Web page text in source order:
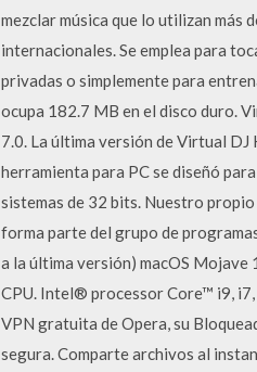
mezclar música que lo utilizan más
internacionales. Se emplea para
privadas o simplemente para
ocupa 182.7 MB en el disco duro.
7.0. La última versión de Virtual
herramienta para PC se diseñó
sistemas de 32 bits. Nuestro
forma parte del grupo de
a la última versión) macOS
CPU. Intel® processor Core™ i9,
VPN gratuita de Opera, su
segura. Comparte archivos al